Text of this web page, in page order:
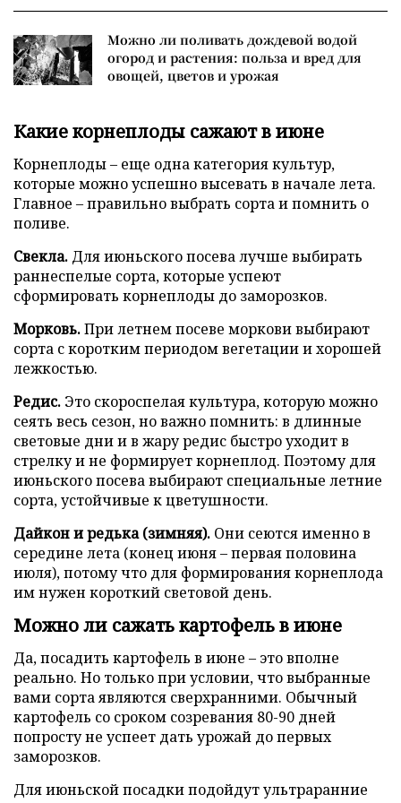
Можно ли поливать дождевой водой
огород и растения: польза и вред для
овощей, цветов и урожая
Какие корнеплоды сажают в июне
Корнеплоды – еще одна категория культур,
которые можно успешно высевать в начале лета.
Главное – правильно выбрать сорта и помнить о
поливе.
Свекла. Для июньского посева лучше выбирать
раннеспелые сорта, которые успеют
сформировать корнеплоды до заморозков.
Морковь.При летнем посеве моркови выбирают
сорта с коротким периодом вегетации и хорошей
лежкостью.
Редис. Это скороспелая культура, которую можно
сеять весь сезон, но важно помнить: в длинные
световые дни и в жару редис быстро уходит в
стрелку и не формирует корнеплод. Поэтому для
июньского посева выбирают специальные летние
сорта, устойчивые к цветушности.
Дайкон и редька (зимняя). Они сеются именно в
середине лета (конец июня – первая половина
июля), потому что для формирования корнеплода
им нужен короткий световой день.
Можно ли сажать картофель в июне
Да, посадить картофель в июне – это вполне
реально. Но только при условии, что выбранные
вами сорта являются сверхранними. Обычный
картофель со сроком созревания 80-90 дней
попросту не успеет дать урожай до первых
заморозков.
Для июньской посадки подойдут ультраранние